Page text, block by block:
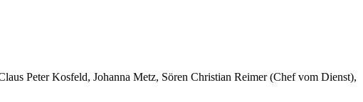
Peter Kosfeld, Johanna Metz, Sören Christian Reimer (Chef vom Dienst),